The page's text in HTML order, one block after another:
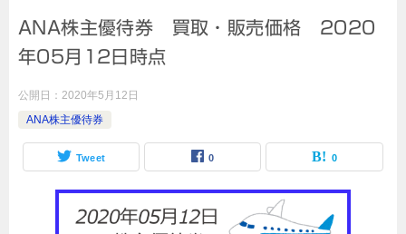
ANA株主優待券 買取・販売価格 2020
年05月12日時点
公開日： 2020年5月12日
ANA株主優待券
Tweet 0 0